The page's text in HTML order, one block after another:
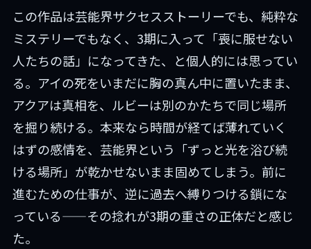
この作品は芸能界サクセスストーリーでも、純粋な
ミステリーでもなく、3期に入って「喪に服せない
人たちの話」になってきた、と個人的には思ってい
る。アイの死をいまだに胸の真ん中に置いたまま、
アクアは真相を、ルビーは別のかたちで同じ場所
を掘り続ける。本来なら時間が経てば薄れていく
はずの感情を、芸能界という「ずっと光を浴び続
ける場所」が乾かせないまま固めてしまう。前に
進むための仕事が、逆に過去へ縛りつける鎖にな
っている——その捻れが3期の重さの正体だと感じ
た。